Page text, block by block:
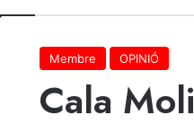
Membre OPINIÓ
Cala